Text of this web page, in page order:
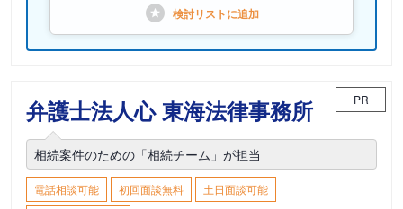
検討リストに追加
弁護士法人心 東海法律事務所 PR
相続案件のための「相続チーム」が担当
電話相談可能 初回面談無料
土日面談可能